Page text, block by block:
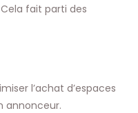
fait parti des
l’achat d’espaces
annonceur.